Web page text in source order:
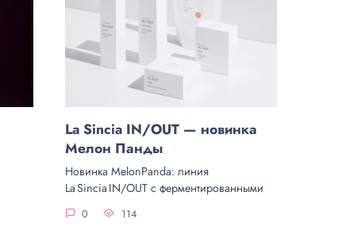
La Sincia IN/OUT — новинка
Мелон Панды
Новинка MelonPanda: линия
La Sincia IN/OUT с ферментированными
0 114